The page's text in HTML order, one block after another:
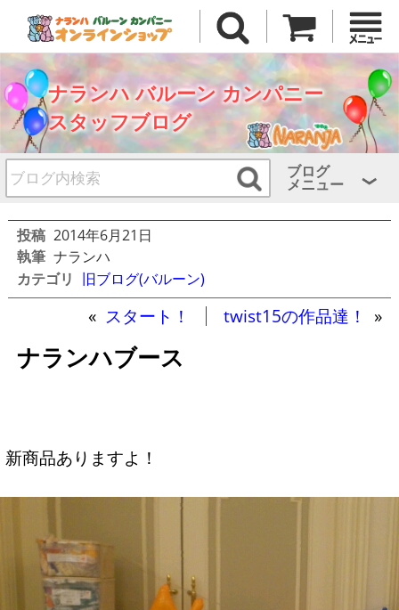
ナランハ バルーン カンパニー
スタッフブログ
ブログ
メニュー
投稿 2014年6月21日
執筆 ナランハ
カテゴリ 旧ブログ(バルーン)
« スタート！ twist15の作品達！ »
ナランハブース
新商品ありますよ！